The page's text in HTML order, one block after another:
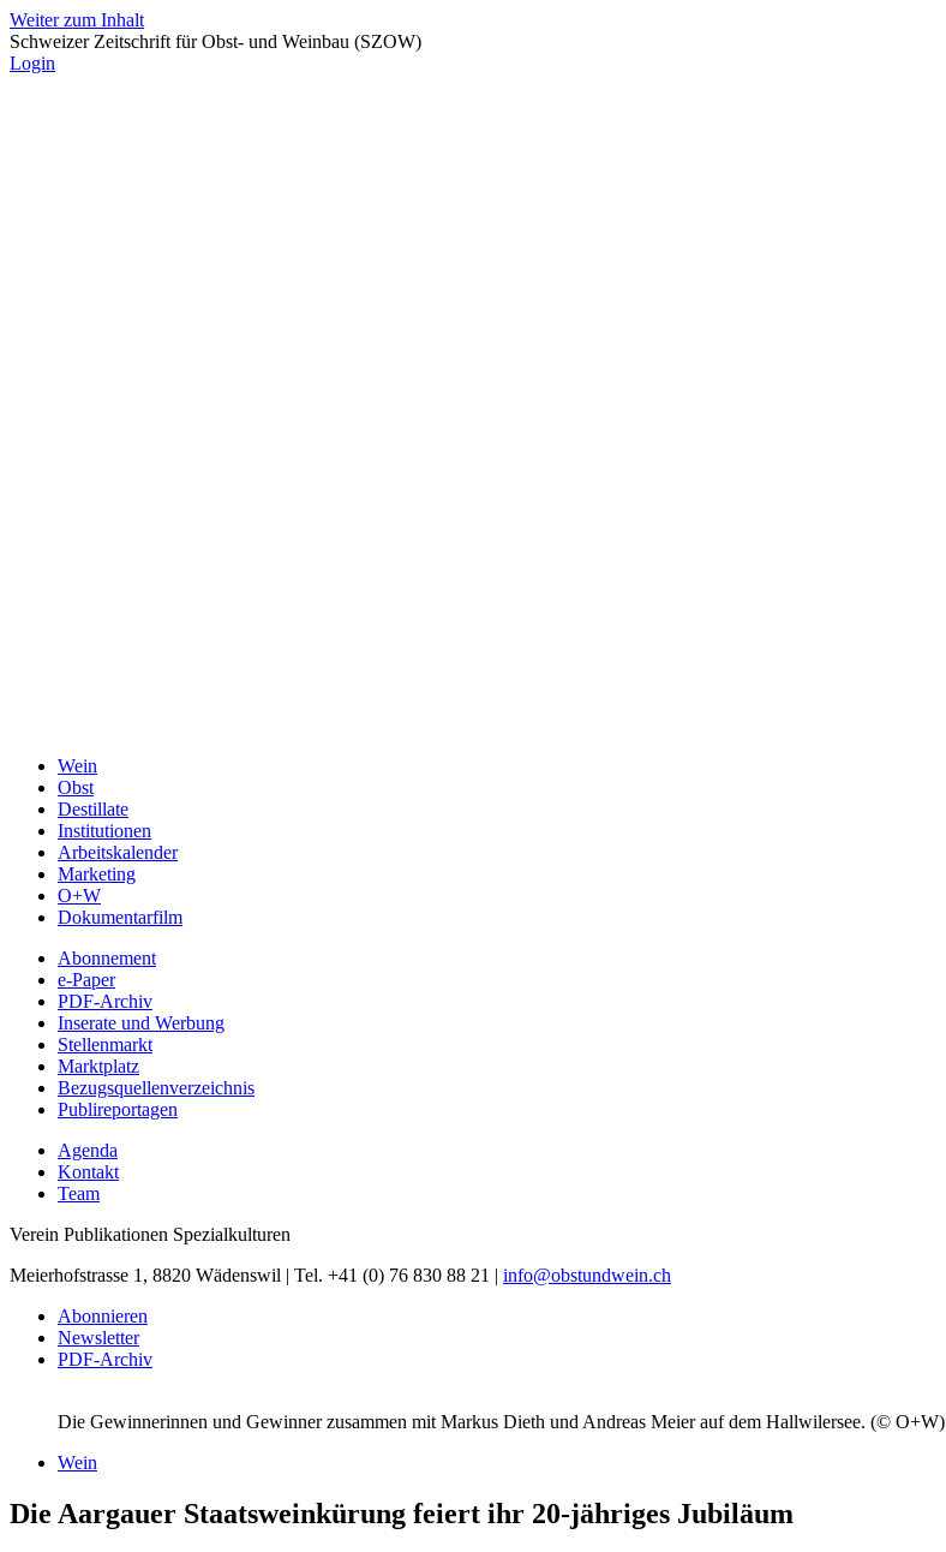
Weiter zum Inhalt
Schweizer Zeitschrift für Obst- und Weinbau (SZOW)
Login
Wein
Obst
Destillate
Institutionen
Arbeitskalender
Marketing
O+W
Dokumentarfilm
Abonnement
e-Paper
PDF-Archiv
Inserate und Werbung
Stellenmarkt
Marktplatz
Bezugsquellenverzeichnis
Publireportagen
Agenda
Kontakt
Team
Verein Publikationen Spezialkulturen
Meierhofstrasse 1, 8820 Wädenswil | Tel. +41 (0) 76 830 88 21 | info@obstundwein.ch
Abonnieren
Newsletter
PDF-Archiv
Die Gewinnerinnen und Gewinner zusammen mit Markus Dieth und Andreas Meier auf dem Hallwilersee. (© O+W)
Wein
Die Aargauer Staatsweinkürung feiert ihr 20-jähriges Jubiläum